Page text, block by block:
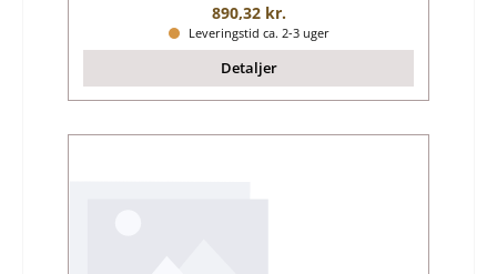
Almindelig pris:
890,32 kr.
Leveringstid ca. 2-3 uger
Detaljer